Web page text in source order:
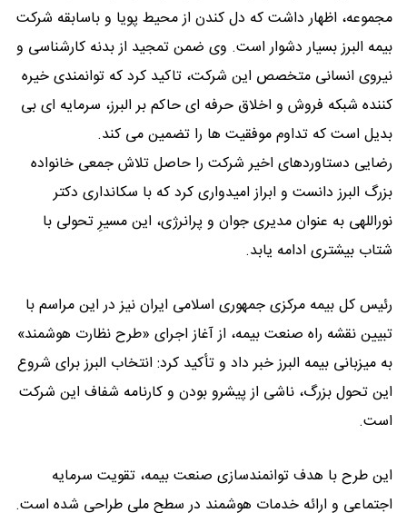
مجموعه، اظهار داشت که دل کندن از محیط پویا و باسابقه شرکت
بیمه البرز بسیار دشوار است. وی ضمن تمجید از بدنه کارشناسی و
نیروی انسانی متخصص این شرکت، تاکید کرد که توانمندی خیره
کننده شبکه فروش و اخلاق حرفه ای حاکم بر البرز، سرمایه ای بی
بدیل است که تداوم موفقیت ها را تضمین می کند.
رضایی دستاوردهای اخیر شرکت را حاصل تلاش جمعی خانواده
بزرگ البرز دانست و ابراز امیدواری کرد که با سکانداری دکتر
نوراللهی به عنوان مدیری جوان و پرانرژی، این مسیرِ تحولی با
شتاب بیشتری ادامه یابد.
رئیس کل بیمه مرکزی جمهوری اسلامی ایران نیز در این مراسم با
تبیین نقشه راه صنعت بیمه، از آغاز اجرای «طرح نظارت هوشمند»
به میزبانی بیمه البرز خبر داد و تأکید کرد: انتخاب البرز برای شروع
این تحول بزرگ، ناشی از پیشرو بودن و کارنامه شفاف این شرکت
است.
این طرح با هدف توانمندسازی صنعت بیمه، تقویت سرمایه
اجتماعی و ارائه خدمات هوشمند در سطح ملی طراحی شده است.